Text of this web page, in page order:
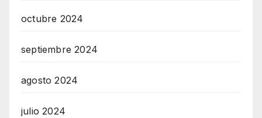
octubre 2024
septiembre 2024
agosto 2024
julio 2024